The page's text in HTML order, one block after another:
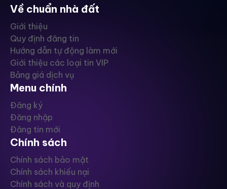
Về chuẩn nhà đất
Giới thiệu
Quy định đăng tin
Hướng dẫn tự động làm mới
Giới thiệu các loại tin VIP
Bảng giá dịch vụ
Menu chính
Đăng ký
Đăng nhập
Đăng tin mới
Chính sách
Chính sách bảo mật
Chính sách khiếu nại
Chính sách và quy định